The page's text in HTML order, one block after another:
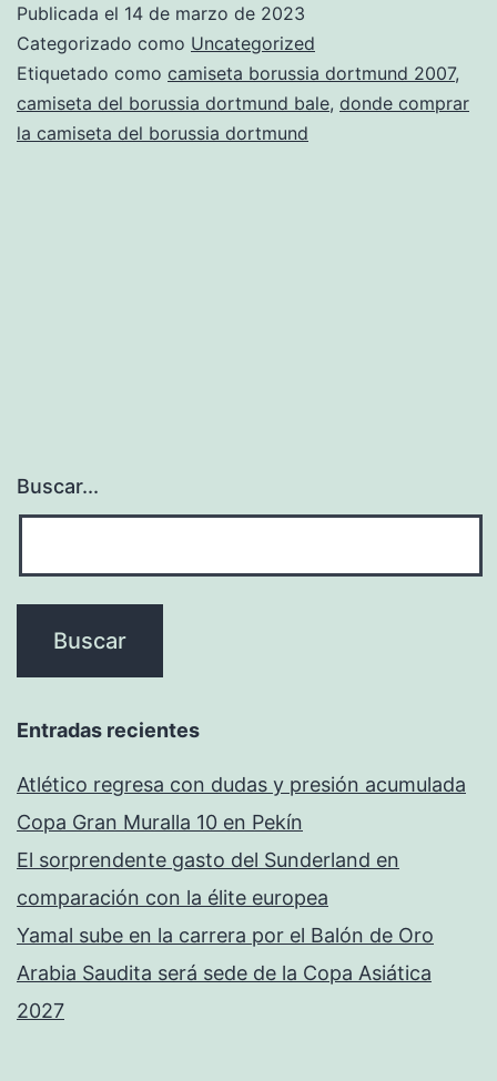
2018
pes
Publicada el 14 de marzo de 2023
Categorizado como Uncategorized
Etiquetado como camiseta borussia dortmund 2007,
camiseta del borussia dortmund bale, donde comprar
la camiseta del borussia dortmund
Buscar...
Entradas recientes
Atlético regresa con dudas y presión acumulada
Copa Gran Muralla 10 en Pekín
El sorprendente gasto del Sunderland en
comparación con la élite europea
Yamal sube en la carrera por el Balón de Oro
Arabia Saudita será sede de la Copa Asiática
2027